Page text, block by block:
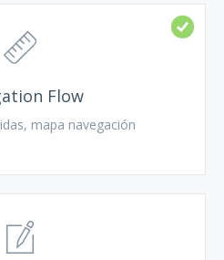
Flow
mapa navegación